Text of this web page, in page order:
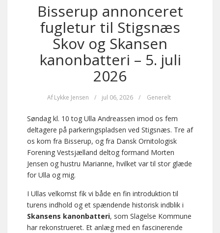
Bisserup annonceret
fugletur til Stigsnæs
Skov og Skansen
kanonbatteri – 5. juli
2026
Af Lykke Jensen / jul 06, 2026 / Generelt
Søndag kl. 10 tog Ulla Andreassen imod os fem
deltagere på parkeringspladsen ved Stigsnæs. Tre af
os kom fra Bisserup, og fra Dansk Ornitologisk
Forening Vestsjælland deltog formand Morten
Jensen og hustru Marianne, hvilket var til stor glæde
for Ulla og mig.
I Ullas velkomst fik vi både en fin introduktion til
turens indhold og et spændende historisk indblik i
Skansens kanonbatteri, som Slagelse Kommune
har rekonstrueret. Et anlæg med en fascinerende